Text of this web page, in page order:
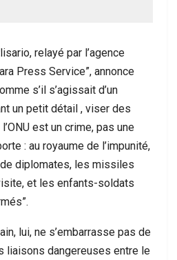
relayé par l’agence
Press Service”, annonce
s’il s’agissait d’un
un petit détail , viser des
est un crime, pas une
: au royaume de l’impunité,
diplomates, les missiles
et les enfants-soldats
lui, ne s’embarrasse pas de
liaisons dangereuses entre le